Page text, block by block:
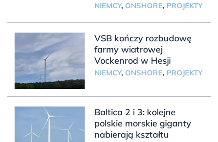
NIEMCY, ONSHORE, PROJEKTY
VSB kończy rozbudowę
farmy wiatrowej
Vockenrod w Hesji
NIEMCY, ONSHORE, PROJEKTY
Baltica 2 i 3: kolejne
polskie morskie giganty
nabierają kształtu